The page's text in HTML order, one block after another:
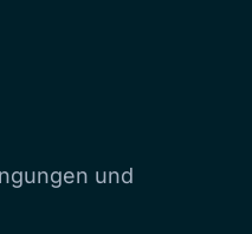
und